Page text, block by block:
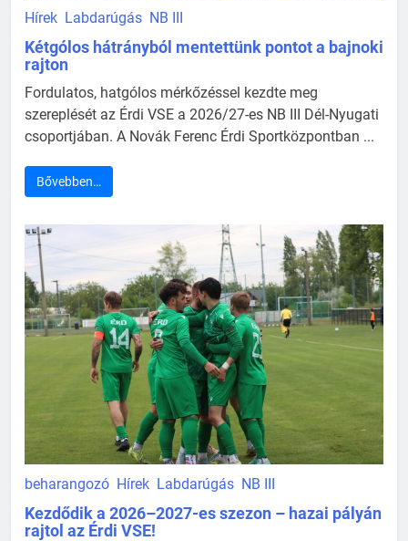
Hírek Labdarúgás NB III
Kétgólos hátrányból mentettünk pontot a bajnoki
rajton
Fordulatos, hatgólos mérkőzéssel kezdte meg
szereplését az Érdi VSE a 2026/27-es NB III Dél-Nyugati
csoportjában. A Novák Ferenc Érdi Sportközpontban ...
Bővebben…
beharangozó Hírek Labdarúgás NB III
Kezdődik a 2026–2027-es szezon – hazai pályán
rajtol az Érdi VSE!